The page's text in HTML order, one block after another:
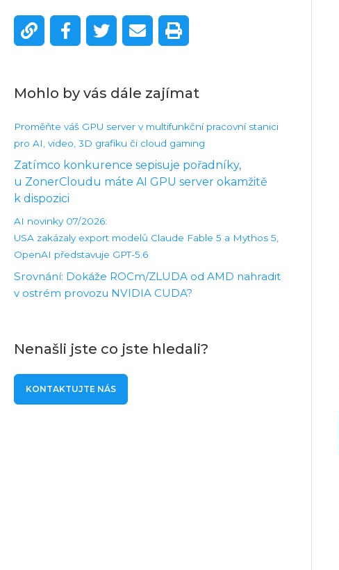
Mohlo by vás dále zajímat
Proměňte váš GPU server v multifunkční pracovní stanici
pro AI, video, 3D grafiku či cloud gaming
Zatímco konkurence sepisuje pořadníky,
u ZonerCloudu máte AI GPU server okamžitě
k dispozici
AI novinky 07/2026:
USA zakázaly export modelů Claude Fable 5 a Mythos 5,
OpenAI představuje GPT-5.6
Srovnání: Dokáže ROCm/ZLUDA od AMD nahradit
v ostrém provozu NVIDIA CUDA?
Nenašli jste co jste hledali?
KONTAKTUJTE NÁS